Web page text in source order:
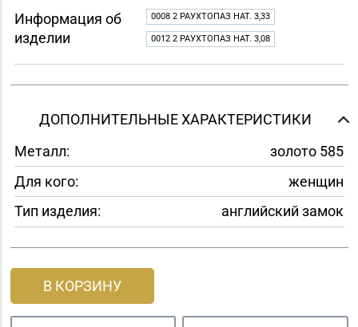
Информация об
изделии
0008 2 РАУХТОПАЗ НАТ. 3,33
0012 2 РАУХТОПАЗ НАТ. 3,08
ДОПОЛНИТЕЛЬНЫЕ ХАРАКТЕРИСТИКИ
Металл:
золото 585
Для кого:
женщин
Тип изделия:
английский замок
В КОРЗИНУ